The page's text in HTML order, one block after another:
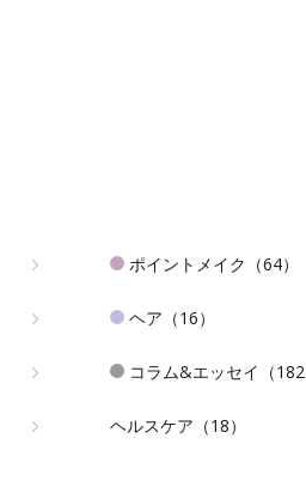
ポイントメイク（64）
ヘア（16）
コラム&エッセイ（182
ヘルスケア（18）